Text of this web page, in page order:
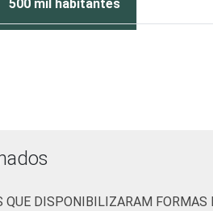
500 mil habitantes
Centro Regional de Estudos para o
QUE DISPONIBILIZARAM